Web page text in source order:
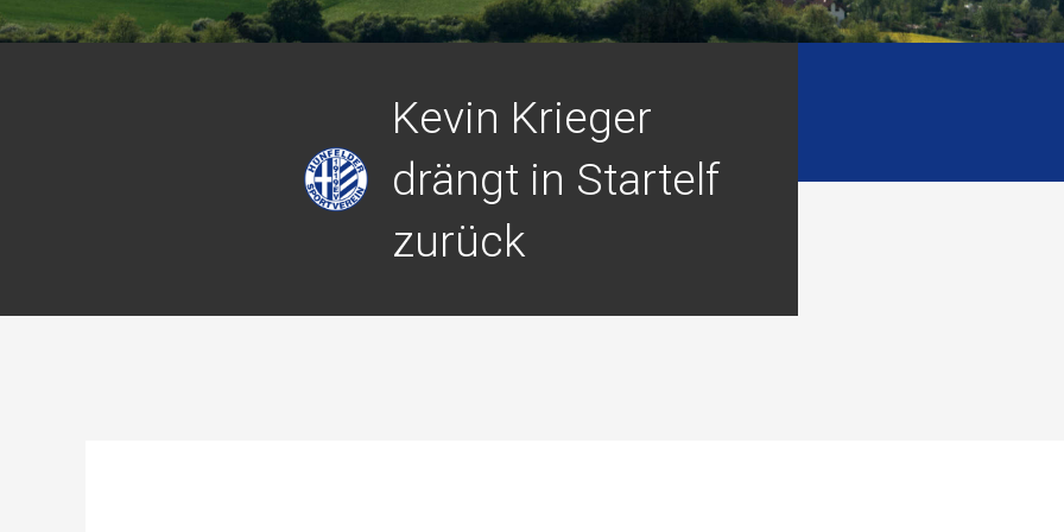
Kevin Krieger
drängt in Startelf
zurück